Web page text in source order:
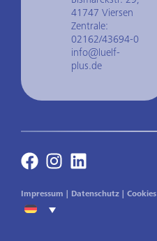
41747 Viersen
Zentrale:
02162/43694-0
info@luelf-
plus.de
Impressum Datenschutz Cookies